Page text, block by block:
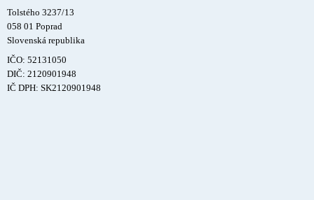
Tolstého 3237/13
058 01 Poprad
Slovenská republika
IČO: 52131050
DIČ: 2120901948
IČ DPH: SK2120901948